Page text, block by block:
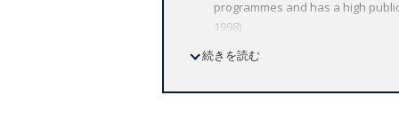
programmes and has a high
1998)
anthology of the writings of explorers
続きを読む